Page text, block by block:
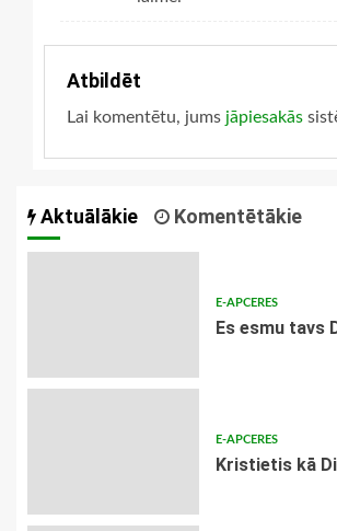
Atbildēt
Lai komentētu, jums jāpiesakās
Aktuālākie Komentētākie
E-APCERES
Es esmu tavs
E-APCERES
Kristietis kā